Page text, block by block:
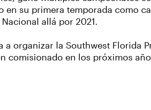
su primera temporada como
allá por 2021.
organizar la Southwest Florida
comisionado en los próximos